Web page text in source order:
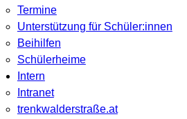
Termine
Unterstützung für Schüler:innen
Beihilfen
Schülerheime
Intern
Intranet
trenkwalderstraße.at